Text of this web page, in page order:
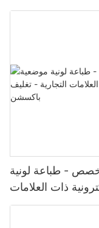
باكشيون
- طباعة لونية
ذات العلامات
- تغليف باكسشن